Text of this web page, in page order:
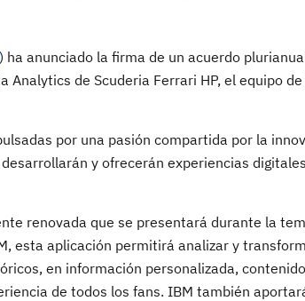
) ha anunciado la firma de un acuerdo
Analytics de Scuderia Ferrari HP, el equipo
por una pasión compartida por la
y ofrecerán experiencias
renovada que se presentará durante la
esta aplicación permitirá analizar y
en información personalizada,
de todos los fans. IBM también